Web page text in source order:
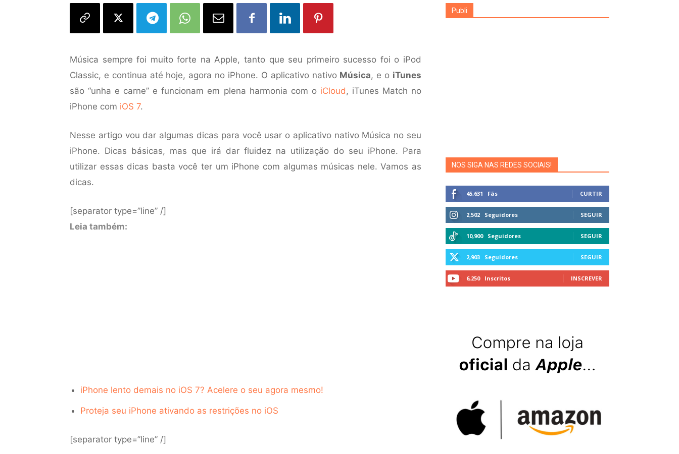
Música sempre foi muito forte na Apple, tanto que seu primeiro sucesso foi o iPod
Classic, e continua até hoje, agora no iPhone. O aplicativo nativo Música, e o iTunes
são “unha e carne” e funcionam em plena harmonia com o iCloud, iTunes Match no
iPhone com iOS 7.
Nesse artigo vou dar algumas dicas para você usar o aplicativo nativo Música no seu
iPhone. Dicas básicas, mas que irá dar fluidez na utilização do seu iPhone. Para
utilizar essas dicas basta você ter um iPhone com algumas músicas nele. Vamos as
dicas.
[separator type=”line” /]
Leia também:
iPhone lento demais no iOS 7? Acelere o seu agora mesmo!
Proteja seu iPhone ativando as restrições no iOS
[separator type=”line” /]
Publi
NOS SIGA NAS REDES SOCIAIS!
45,631 Fãs CURTIR
2,502 Seguidores SEGUIR
10,900 Seguidores SEGUIR
2,903 Seguidores SEGUIR
6,250 Inscritos INSCREVER